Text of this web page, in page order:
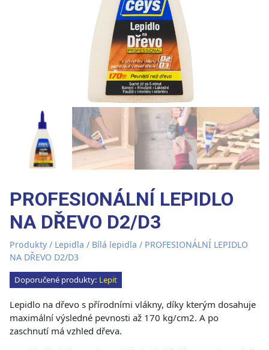
PROFESIONÁLNÍ LEPIDLO
NA DŘEVO D2/D3
Produkty / Lepidla / Bílá lepidla / PROFESIONÁLNÍ LEPIDLO
NA DŘEVO D2/D3
Doporučené produkty: Lepit
Lepidlo na dřevo s přírodními vlákny, díky kterým dosahuje
maximální výsledné pevnosti až 170 kg/cm2. A po
zaschnutí má vzhled dřeva.